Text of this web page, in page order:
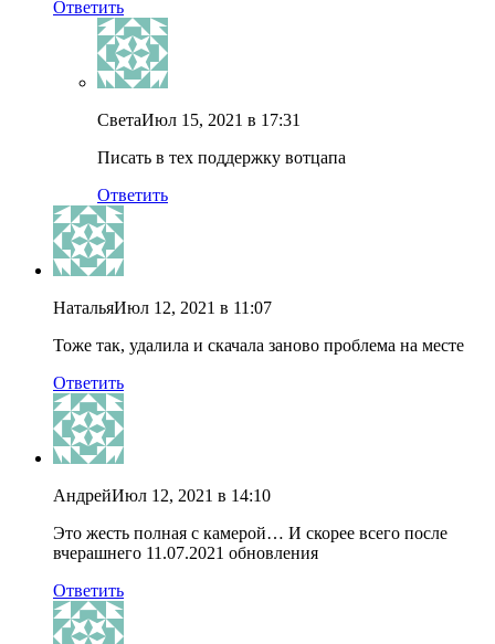
Ответить
СветаИюл 15, 2021 в 17:31
Писать в тех поддержку вотцапа
Ответить
НатальяИюл 12, 2021 в 11:07
Тоже так, удалила и скачала заново проблема на месте
Ответить
АндрейИюл 12, 2021 в 14:10
Это жесть полная с камерой… И скорее всего после
вчерашнего 11.07.2021 обновления
Ответить